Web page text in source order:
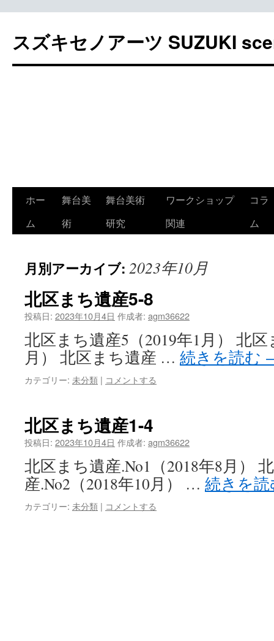
スズキセノアーツ SUZUKI
へ
ス
キ
ッ
ホー
ム
舞台美
術
舞台美術
研究
ワークショップ
関連
コラ
ム
月別アーカイブ: 2023年10月
北区まち遺産5-8
投稿日: 2023年10月4日 作成者: agm36622
北区まち遺産5（2019年1月） 北
月） 北区まち遺産 … 続きを読む
カテゴリー: 未分類 | コメントする
北区まち遺産1-4
投稿日: 2023年10月4日 作成者: agm36622
北区まち遺産.No1（2018年8月）
産.No2（2018年10月） … 続きを
カテゴリー: 未分類 | コメントする